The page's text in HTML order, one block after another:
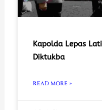
Kapolda Lepas
Diktukba
READ MORE »